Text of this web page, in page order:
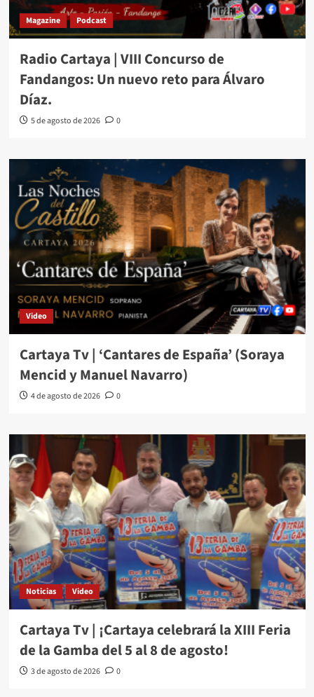
Magazine Podcast
Radio Cartaya | VIII Concurso de
Fandangos: Un nuevo reto para Álvaro
Díaz.
5 de agosto de 2026 0
Video
Cartaya Tv | ‘Cantares de España’ (Soraya
Mencid y Manuel Navarro)
4 de agosto de 2026 0
Noticias Video
Cartaya Tv | ¡Cartaya celebrará la XIII Feria
de la Gamba del 5 al 8 de agosto!
3 de agosto de 2026 0